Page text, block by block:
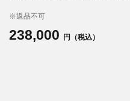
※返品不可
238,000 円（税込）